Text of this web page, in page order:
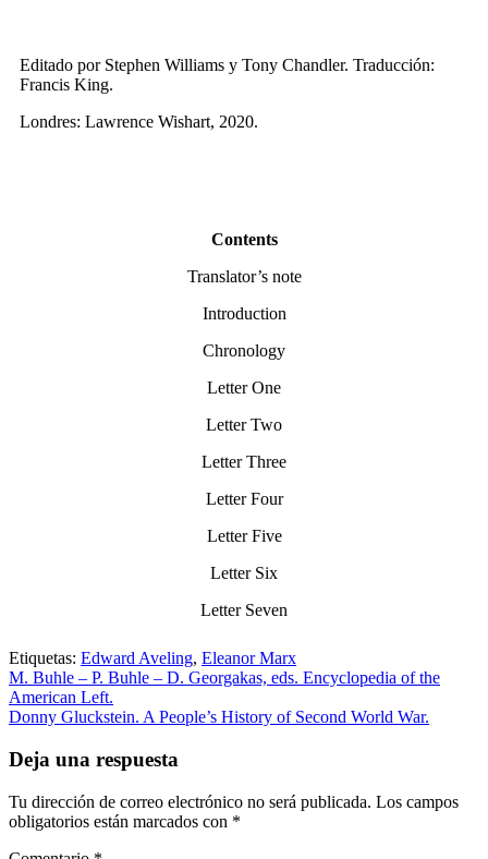
Editado por Stephen Williams y Tony Chandler. Traducción:
Francis King.
Londres: Lawrence Wishart, 2020.
Contents
Translator’s note
Introduction
Chronology
Letter One
Letter Two
Letter Three
Letter Four
Letter Five
Letter Six
Letter Seven
Etiquetas: Edward Aveling, Eleanor Marx
M. Buhle – P. Buhle – D. Georgakas, eds. Encyclopedia of the
American Left.
Donny Gluckstein. A People’s History of Second World War.
Deja una respuesta
Tu dirección de correo electrónico no será publicada. Los campos
obligatorios están marcados con *